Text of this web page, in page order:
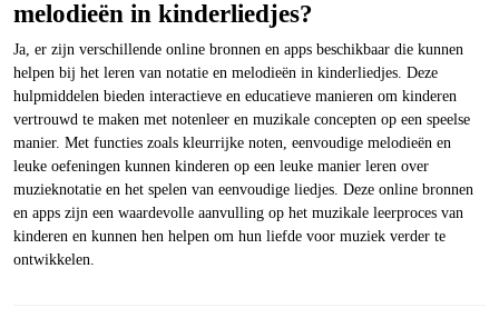
melodieën in kinderliedjes?
Ja, er zijn verschillende online bronnen en apps beschikbaar die kunnen
helpen bij het leren van notatie en melodieën in kinderliedjes. Deze
hulpmiddelen bieden interactieve en educatieve manieren om kinderen
vertrouwd te maken met notenleer en muzikale concepten op een speelse
manier. Met functies zoals kleurrijke noten, eenvoudige melodieën en
leuke oefeningen kunnen kinderen op een leuke manier leren over
muzieknotatie en het spelen van eenvoudige liedjes. Deze online bronnen
en apps zijn een waardevolle aanvulling op het muzikale leerproces van
kinderen en kunnen hen helpen om hun liefde voor muziek verder te
ontwikkelen.